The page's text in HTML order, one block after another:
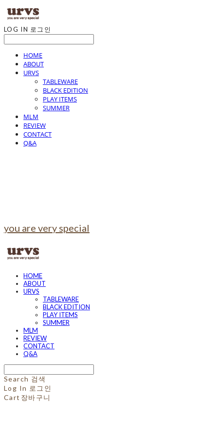
LOG IN 로그인
HOME
ABOUT
URVS
TABLEWARE
BLACK EDITION
PLAY ITEMS
SUMMER
MLM
REVIEW
CONTACT
Q&A
you are very special
HOME
ABOUT
URVS
TABLEWARE
BLACK EDITION
PLAY ITEMS
SUMMER
MLM
REVIEW
CONTACT
Q&A
Search 검색
Log In 로그인
Cart 장바구니